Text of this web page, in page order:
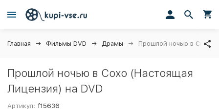
Главная Фильмы DVD Драмы Прошлой ночью в Сохо
Прошлой ночью в Сохо (Настоящая
Лицензия) на DVD
Артикул: f15636